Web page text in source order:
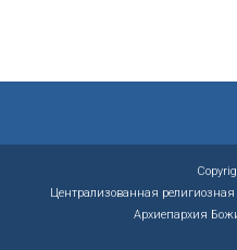
Централизованная
Архиепархия